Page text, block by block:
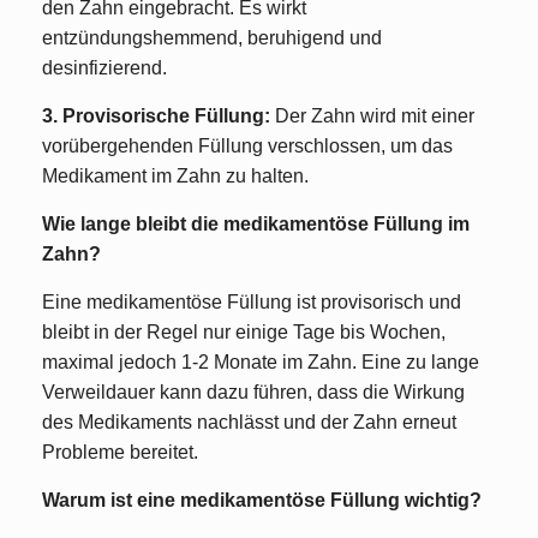
den Zahn eingebracht. Es wirkt
entzündungshemmend, beruhigend und
desinfizierend.
3. Provisorische Füllung: Der Zahn wird mit einer
vorübergehenden Füllung verschlossen, um das
Medikament im Zahn zu halten.
Wie lange bleibt die medikamentöse Füllung im
Zahn?
Eine medikamentöse Füllung ist provisorisch und
bleibt in der Regel nur einige Tage bis Wochen,
maximal jedoch 1-2 Monate im Zahn. Eine zu lange
Verweildauer kann dazu führen, dass die Wirkung
des Medikaments nachlässt und der Zahn erneut
Probleme bereitet.
Warum ist eine medikamentöse Füllung wichtig?